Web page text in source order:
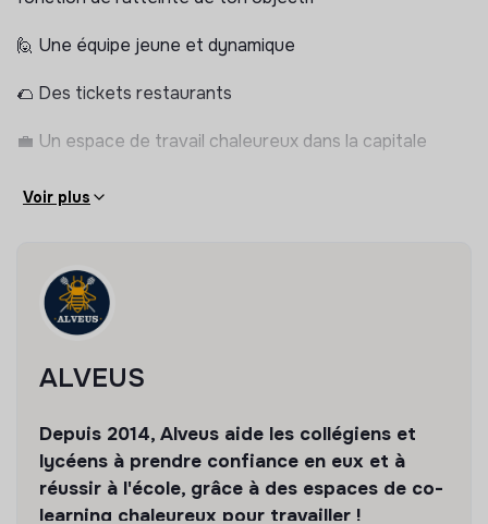
🙋 Une équipe jeune et dynamique
🌮 Des tickets restaurants
💼 Un espace de travail chaleureux dans la capitale
🎾 Des events sportifs
Voir plus
ALVEUS
Depuis 2014, Alveus aide les collégiens et
lycéens à prendre confiance en eux et à
réussir à l'école, grâce à des espaces de co-
learning chaleureux pour travailler !